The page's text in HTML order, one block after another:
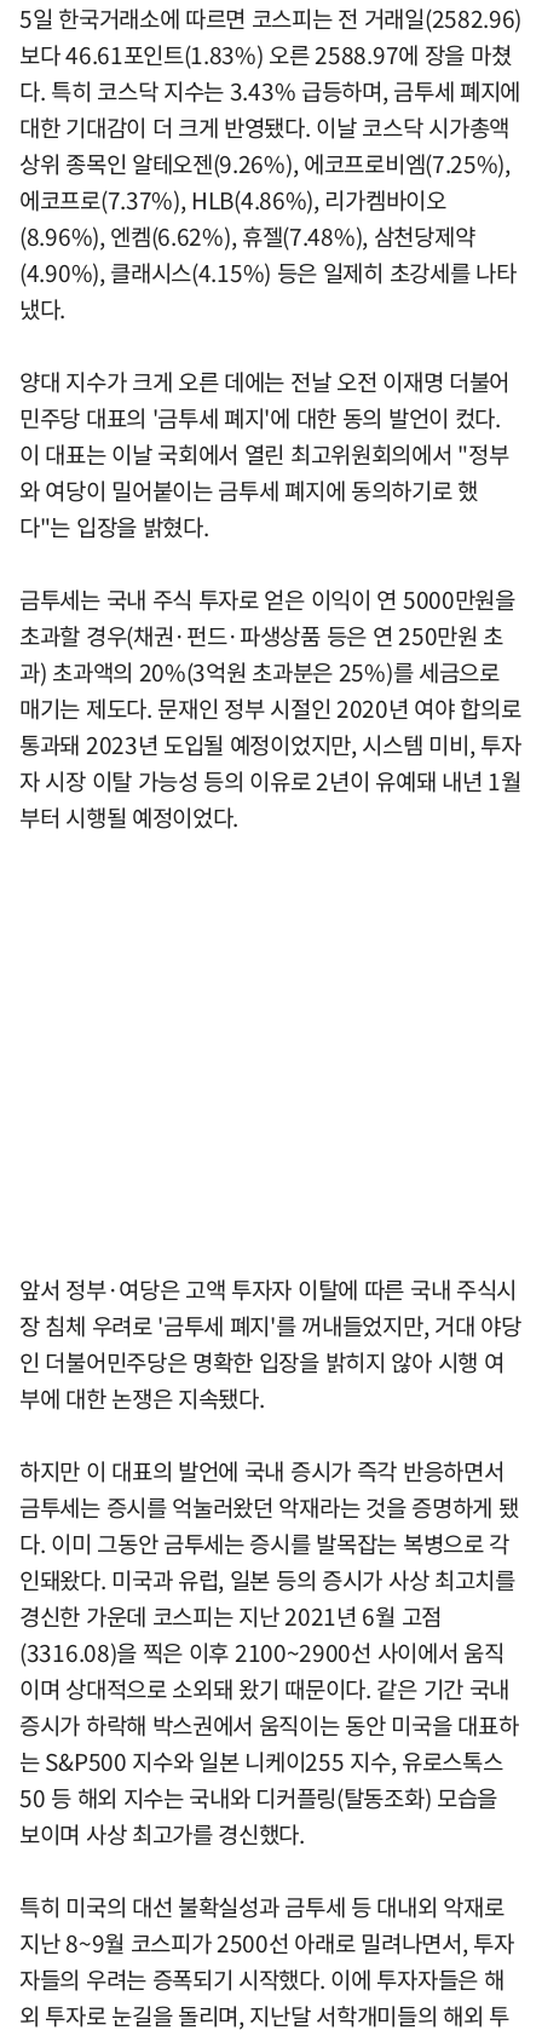
5일 한국거래소에 따르면 코스피는 전 거래일(2582.96)
보다 46.61포인트(1.83%) 오른 2588.97에 장을 마쳤
다. 특히 코스닥 지수는 3.43% 급등하며, 금투세 폐지에
대한 기대감이 더 크게 반영됐다. 이날 코스닥 시가총액
상위 종목인 알테오젠(9.26%), 에코프로비엠(7.25%),
에코프로(7.37%), HLB(4.86%), 리가켐바이오
(8.96%), 엔켐(6.62%), 휴젤(7.48%), 삼천당제약
(4.90%), 클래시스(4.15%) 등은 일제히 초강세를 나타
냈다.
양대 지수가 크게 오른 데에는 전날 오전 이재명 더불어
민주당 대표의 '금투세 폐지'에 대한 동의 발언이 컸다.
이 대표는 이날 국회에서 열린 최고위원회의에서 "정부
와 여당이 밀어붙이는 금투세 폐지에 동의하기로 했
다"는 입장을 밝혔다.
금투세는 국내 주식 투자로 얻은 이익이 연 5000만원을
초과할 경우(채권·펀드·파생상품 등은 연 250만원 초
과) 초과액의 20%(3억원 초과분은 25%)를 세금으로
매기는 제도다. 문재인 정부 시절인 2020년 여야 합의로
통과돼 2023년 도입될 예정이었지만, 시스템 미비, 투자
자 시장 이탈 가능성 등의 이유로 2년이 유예돼 내년 1월
부터 시행될 예정이었다.
앞서 정부·여당은 고액 투자자 이탈에 따른 국내 주식시
장 침체 우려로 '금투세 폐지'를 꺼내들었지만, 거대 야당
인 더불어민주당은 명확한 입장을 밝히지 않아 시행 여
부에 대한 논쟁은 지속됐다.
하지만 이 대표의 발언에 국내 증시가 즉각 반응하면서
금투세는 증시를 억눌러왔던 악재라는 것을 증명하게 됐
다. 이미 그동안 금투세는 증시를 발목잡는 복병으로 각
인돼왔다. 미국과 유럽, 일본 등의 증시가 사상 최고치를
경신한 가운데 코스피는 지난 2021년 6월 고점
(3316.08)을 찍은 이후 2100~2900선 사이에서 움직
이며 상대적으로 소외돼 왔기 때문이다. 같은 기간 국내
증시가 하락해 박스권에서 움직이는 동안 미국을 대표하
는 S&P500 지수와 일본 니케이255 지수, 유로스톡스
50 등 해외 지수는 국내와 디커플링(탈동조화) 모습을
보이며 사상 최고가를 경신했다.
특히 미국의 대선 불확실성과 금투세 등 대내외 악재로
지난 8~9월 코스피가 2500선 아래로 밀려나면서, 투자
자들의 우려는 증폭되기 시작했다. 이에 투자자들은 해
외 투자로 눈길을 돌리며, 지난달 서학개미들의 해외 투